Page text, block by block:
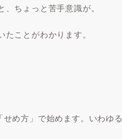
ちょっと苦手意識が。
ことがわかります。
め方」で始めます。いわゆる